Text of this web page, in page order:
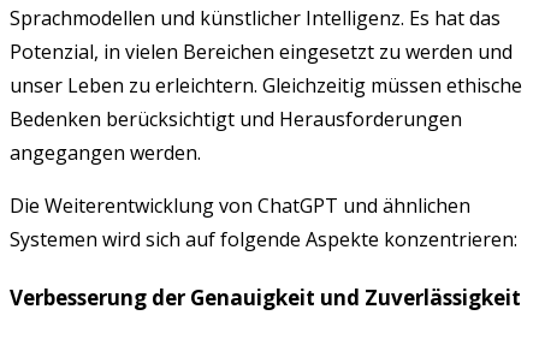
Sprachmodellen und künstlicher Intelligenz. Es hat das
Potenzial, in vielen Bereichen eingesetzt zu werden und
unser Leben zu erleichtern. Gleichzeitig müssen ethische
Bedenken berücksichtigt und Herausforderungen
angegangen werden.
Die Weiterentwicklung von ChatGPT und ähnlichen
Systemen wird sich auf folgende Aspekte konzentrieren:
Verbesserung der Genauigkeit und Zuverlässigkeit